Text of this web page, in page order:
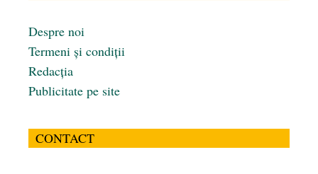
Despre noi
Termeni și condiții
Redacția
Publicitate pe site
CONTACT